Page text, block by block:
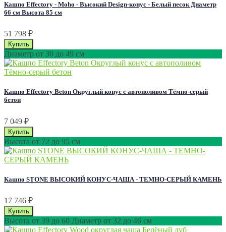
Кашпо Effectory - Moho - Высокий Design-конус - Белый песок Диаметр
66 см Высота 85 см
51 798 ₽
Диаметр от 30 до 49 см
Кашпо Effectory Beton Округлый конус с автополивом Тёмно-серый
бетон
7 049 ₽
Высота от 72 до 95 см
Кашпо STONE ВЫСОКИЙ КОНУС-ЧАША - ТЕМНО-СЕРЫЙ КАМЕНЬ
17 746 ₽
Высота от 39 до 60 Диаметр от 32 до 46 см